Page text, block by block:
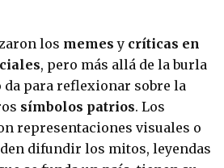
los memes y críticas en
, pero más allá de la burla
para reflexionar sobre la
símbolos patrios. Los
representaciones visuales o
difundir los mitos, leyendas